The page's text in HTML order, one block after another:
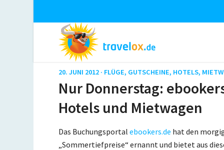
20. JUNI 2012 · FLÜGE, GUTSCHEINE, HOTELS,
Nur Donnerstag:
Hotels und Mietwagen
Das Buchungsportalebookers.de hat den
„Sommertiefpreise“ ernannt und bietet aus